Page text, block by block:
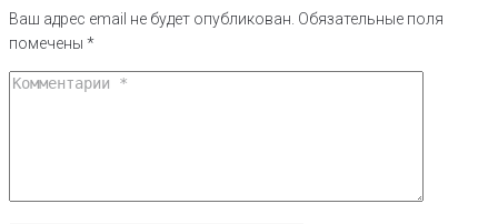
Ваш адрес email не будет опубликован. Обязательные поля
помечены *